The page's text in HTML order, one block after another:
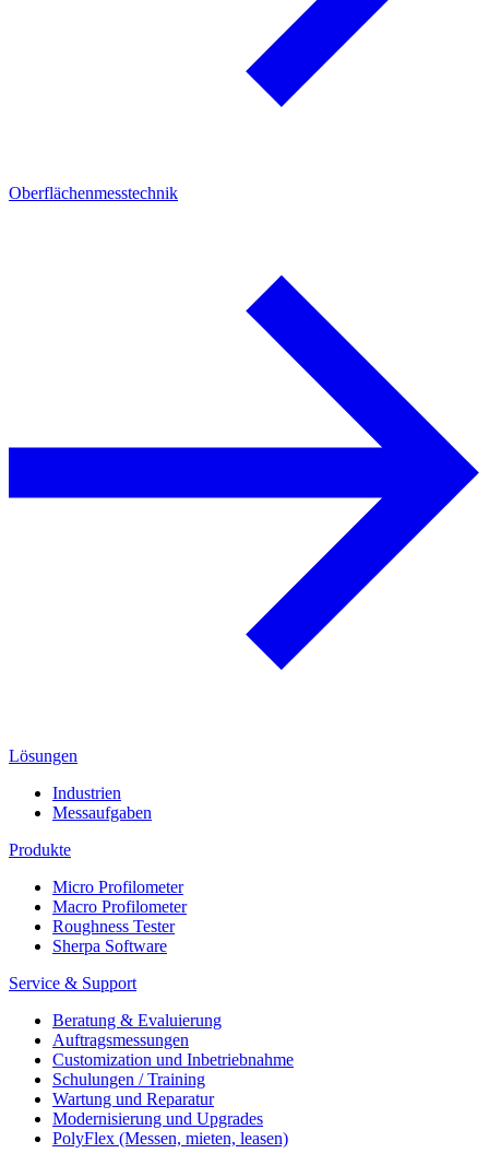
Oberflächenmesstechnik
Lösungen
Industrien
Messaufgaben
Produkte
Micro Profilometer
Macro Profilometer
Roughness Tester
Sherpa Software
Service & Support
Beratung & Evaluierung
Auftragsmessungen
Customization und Inbetriebnahme
Schulungen / Training
Wartung und Reparatur
Modernisierung und Upgrades
PolyFlex (Messen, mieten, leasen)